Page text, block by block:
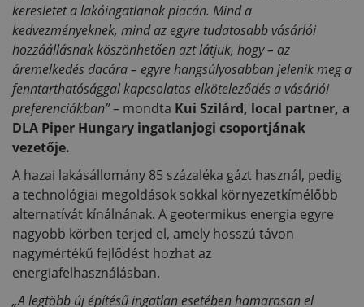
keresletet a lakóingatlanok piacán. Mind a
kedvezményeknek, mind az egyre tudatosabb vásárlói
hozzáállásnak köszönhetően azt látjuk, hogy – az
áremelkedés dacára – egyre hangsúlyosabban jelenik meg a
fenntarthatósággal kapcsolatos elköteleződés a vásárlói
preferenciákban”– mondta Kui Szilárd, local partner, a
DLA Piper Hungary ingatlanjogi csoportjának
vezetője.
A hazai lakásállomány 85 százaléka gázt használ, pedig
a technológiai megoldások sokkal környezetkímélőbb
alternatívát kínálnának. A geotermikus energia egyre
nagyobb körben terjed el, amely hosszú távon
nagymértékű fejlődést hozhat az
energiafelhasználásban.
„A legtöbb új építésű ingatlan esetében hamarosan el